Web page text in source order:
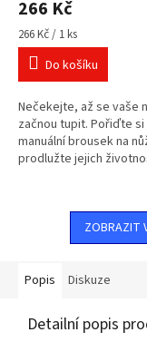
je
3,0
z
hvězdiček.
266 Kč
Měrná
cena:
266 Kč / 1 ks
Do košíku
Nečekejte, až se vaše
začnou tupit. Pořiďte si
manuální brousek na
prodlužte jejich
ZOBRAZIT
Popis Diskuze
Detailní popis